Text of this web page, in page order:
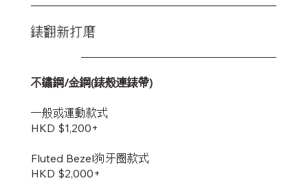
錶翻新打磨
不鏽鋼/金鋼(錶殼連錶帶)
一般或運動款式
HKD $1,200+
Fluted Bezel狗牙圈款式
HKD $2,000+